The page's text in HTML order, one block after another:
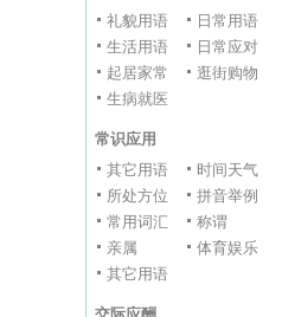
礼貌用语
日常用语
生活用语
日常应对
起居家常
逛街购物
生病就医
常识应用
其它用语
时间天气
所处方位
拼音举例
常用词汇
称谓
亲属
体育娱乐
其它用语